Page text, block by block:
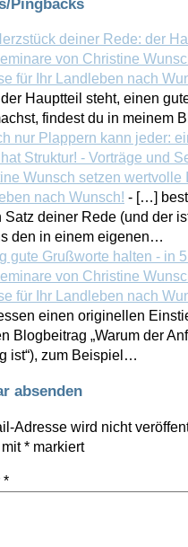
Pingbacks
deiner Rede: der
von Christine
für Ihr Landleben nach
Hauptteil steht, einen
findest du in meinem
nur Plappern kann jeder:
Struktur! - Vorträge und
Wunsch setzen wertvolle
nach Wunsch! - […]
Satz deiner Rede (und der
den in einem eigenen…
gute Grußworte halten - in
von Christine
für Ihr Landleben nach
einen originellen
Blogbeitrag „Warum der
ist“), zum Beispiel…
absenden
Adresse wird nicht
* markiert
*